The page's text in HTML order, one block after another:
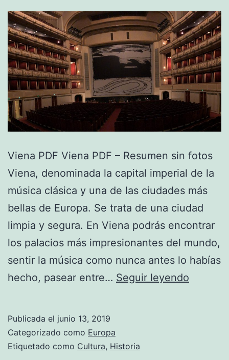
Viena PDF Viena PDF – Resumen sin fotos
Viena, denominada la capital imperial de la
música clásica y una de las ciudades más
bellas de Europa. Se trata de una ciudad
limpia y segura. En Viena podrás encontrar
los palacios más impresionantes del mundo,
sentir la música como nunca antes lo habías
hecho, pasear entre… Seguir leyendo
Publicada el junio 13, 2019
Categorizado como Europa
Etiquetado como Cultura, Historia